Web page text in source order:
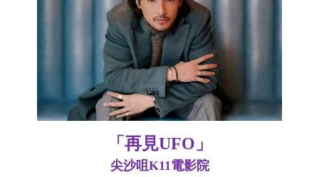
「再見UFO」
尖沙咀K11電影院